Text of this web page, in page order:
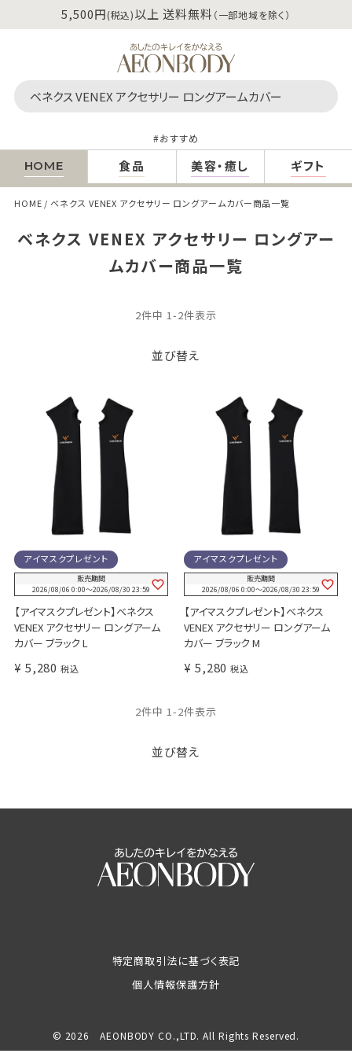
5,500円(税込)以上 送料無料 （一部地域を除く）
おすすめ
HOME 食品 美容・癒し ギフト
HOME ベネクス VENEX アクセサリー ロングアームカバー商品一覧
ベネクス VENEX アクセサリー ロングアー
ムカバー商品一覧
並び替え
2件中 1 -2件表示
アイマスクプレゼント
販売期間
2026/08/06 0:00〜2026/08/30 23:59
【アイマスクプレゼント】ベネクス
VENEX アクセサリー ロングアーム
カバー ブラック L
¥ 5,280 税込
アイマスクプレゼント
販売期間
2026/08/06 0:00〜2026/08/30 23:59
【アイマスクプレゼント】ベネクス
VENEX アクセサリー ロングアーム
カバー ブラック M
¥ 5,280 税込
並び替え
2件中 1 -2件表示
特定商取引法に基づく表記
個人情報保護方針
© 2026 AEONBODY CO.,LTD. All Rights Reserved.